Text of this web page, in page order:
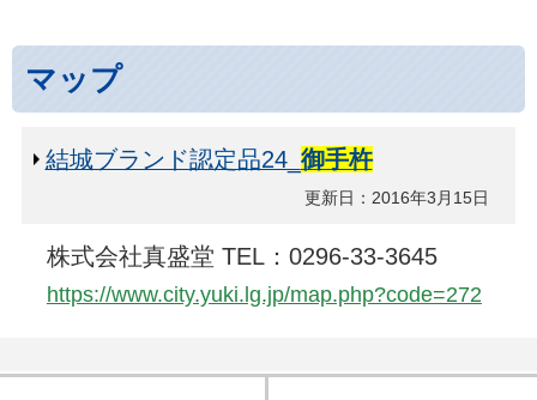
マップ
結城ブランド認定品24_ 御手杵
更新日：2016年3月15日
株式会社真盛堂 TEL：0296-33-3645
https://www.city.yuki.lg.jp/map.php?code=272